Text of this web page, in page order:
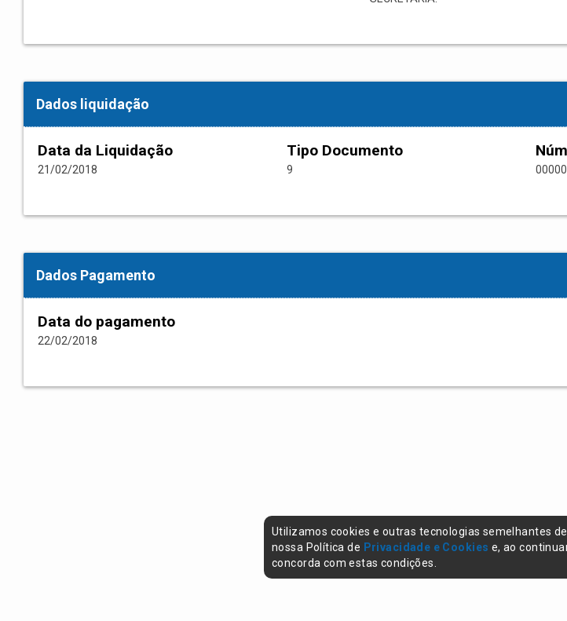
Dados liquidação
Data da Liquidação
21/02/2018
Tipo Documento
9
Dados Pagamento
Data do pagamento
22/02/2018
Utilizamos cookies e outras tecnologias semelhantes
nossa Política de Privacidade e Cookies e, ao
concorda com estas condições.